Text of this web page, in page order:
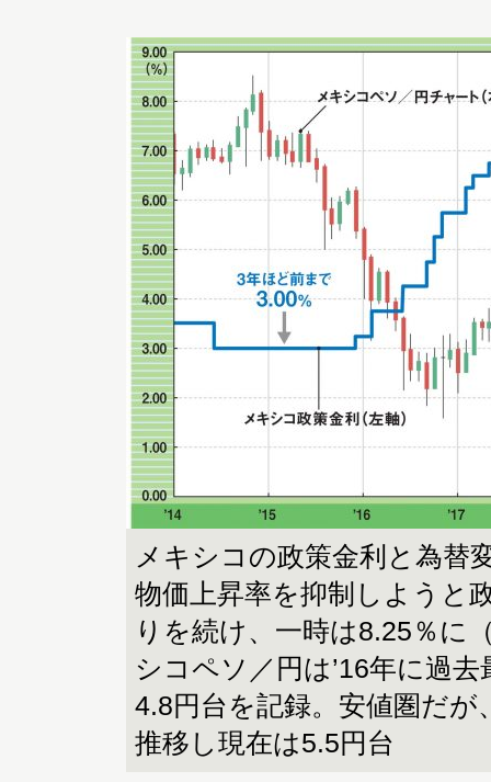
メキシコの政策金利と為替
物価上昇率を抑制しようと
りを続け、一時は8.25％に
シコペソ／円は’16年に過
4.8円台を記録。安値圏だが
推移し現在は5.5円台